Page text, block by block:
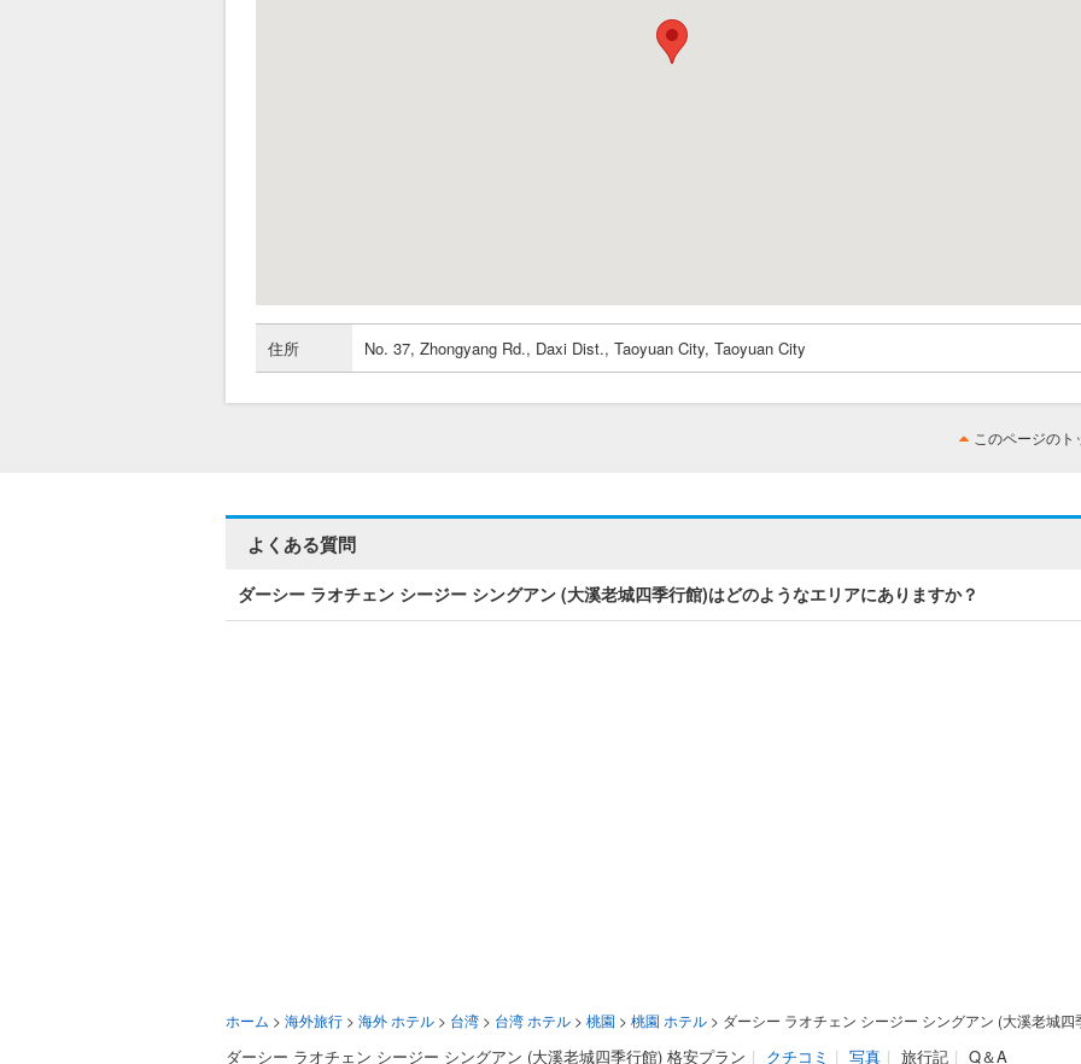
住所 No. 37, Zhongyang Rd., Daxi Dist., Taoyuan City, Taoyuan City
このページのト
よくある質問
ダーシー ラオチェン シージー シングアン (大溪老城四季行館)はどのようなエリアにありますか？
ホーム > 海外旅行 > 海外 ホテル > 台湾 > 台湾 ホテル > 桃園 > 桃園 ホテル > ダーシー ラオチェン シージー シングアン (大溪老城四
ダーシー ラオチェン シージー シングアン (大溪老城四季行館) 格安プラン | クチコミ | 写真 | 旅行記 | Q＆A